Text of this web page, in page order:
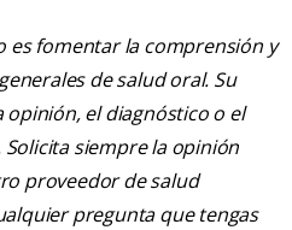
es fomentar la comprensión y
de salud oral. Su
el diagnóstico o el
siempre la opinión
proveedor de salud
pregunta que tengas